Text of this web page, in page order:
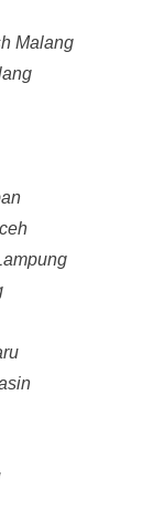
Malang